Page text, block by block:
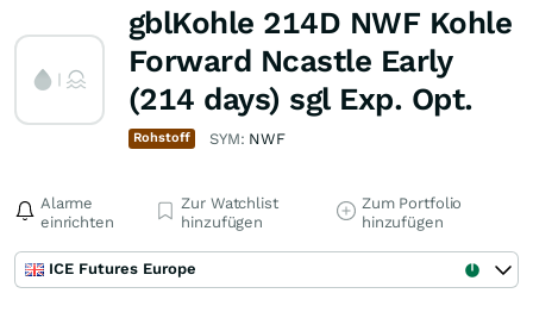
gblKohle 214D NWF Kohle
Forward Ncastle Early
(214 days) sgl Exp. Opt.
Rohstoff SYM: NWF
Alarme
einrichten
Zur Watchlist
hinzufügen
Zum Portfolio
hinzufügen
ICE Futures Europe